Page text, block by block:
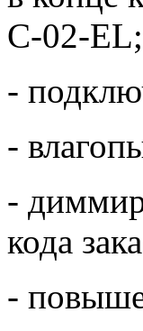
C-02-EL;
-
-
-
кода
-